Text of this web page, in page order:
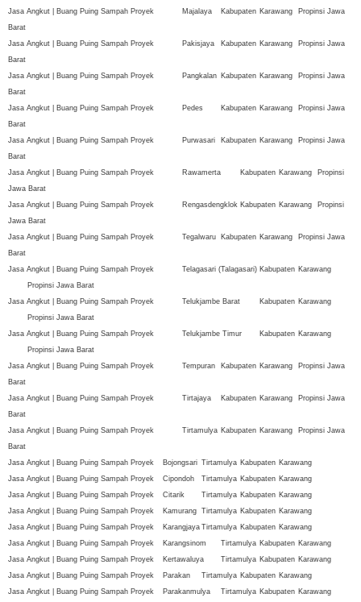
Jasa Angkut | Buang Puing Sampah Proyek
Majalaya Kabupaten Karawang
Propinsi Jawa
Barat
Jasa Angkut | Buang Puing Sampah Proyek
Pakisjaya Kabupaten Karawang
Propinsi Jawa
Barat
Jasa Angkut | Buang Puing Sampah Proyek
Pangkalan Kabupaten Karawang
Propinsi Jawa
Barat
Jasa Angkut | Buang Puing Sampah Proyek
Pedes Kabupaten Karawang
Propinsi Jawa
Barat
Jasa Angkut | Buang Puing Sampah Proyek
Purwasari Kabupaten Karawang
Propinsi Jawa
Barat
Jasa Angkut | Buang Puing Sampah Proyek
Rawamerta Kabupaten Karawang
Propinsi
Jawa Barat
Jasa Angkut | Buang Puing Sampah Proyek
Rengasdengklok Kabupaten Karawang
Propinsi
Jawa Barat
Jasa Angkut | Buang Puing Sampah Proyek
Tegalwaru Kabupaten Karawang
Propinsi Jawa
Barat
Jasa Angkut | Buang Puing Sampah Proyek
Telagasari (Talagasari) Kabupaten Karawang
Propinsi Jawa Barat
Jasa Angkut | Buang Puing Sampah Proyek
Telukjambe Barat Kabupaten Karawang
Propinsi Jawa Barat
Jasa Angkut | Buang Puing Sampah Proyek
Telukjambe Timur Kabupaten Karawang
Propinsi Jawa Barat
Jasa Angkut | Buang Puing Sampah Proyek
Tempuran Kabupaten Karawang
Propinsi Jawa
Barat
Jasa Angkut | Buang Puing Sampah Proyek
Tirtajaya Kabupaten Karawang
Propinsi Jawa
Barat
Jasa Angkut | Buang Puing Sampah Proyek
Tirtamulya Kabupaten Karawang
Propinsi Jawa
Barat
Jasa Angkut | Buang Puing Sampah Proyek
Bojongsari Tirtamulya Kabupaten Karawang
Jasa Angkut | Buang Puing Sampah Proyek
Cipondoh Tirtamulya Kabupaten Karawang
Jasa Angkut | Buang Puing Sampah Proyek
Citarik Tirtamulya Kabupaten Karawang
Jasa Angkut | Buang Puing Sampah Proyek
Kamurang Tirtamulya Kabupaten Karawang
Jasa Angkut | Buang Puing Sampah Proyek
Karangjaya Tirtamulya Kabupaten Karawang
Jasa Angkut | Buang Puing Sampah Proyek
Karangsinom Tirtamulya Kabupaten Karawang
Jasa Angkut | Buang Puing Sampah Proyek
Kertawaluya Tirtamulya Kabupaten Karawang
Jasa Angkut | Buang Puing Sampah Proyek
Parakan Tirtamulya Kabupaten Karawang
Jasa Angkut | Buang Puing Sampah Proyek
Parakanmulya Tirtamulya Kabupaten Karawang